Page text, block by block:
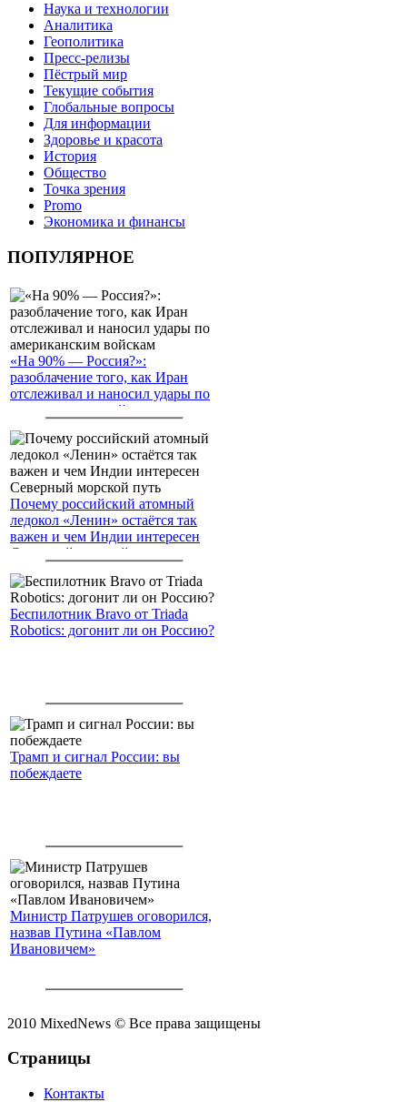
Наука и технологии
Аналитика
Геополитика
Пресс-релизы
Пёстрый мир
Текущие события
Глобальные вопросы
Для информации
Здоровье и красота
История
Общество
Точка зрения
Promo
Экономика и финансы
ПОПУЛЯРНОЕ
«На 90% — Россия?»:
разоблачение того, как Иран
отслеживал и наносил удары по
американским войскам
Почему российский атомный
ледокол «Ленин» остаётся так
важен и чем Индии интересен
Северный морской путь
Беспилотник Bravo от Triada
Robotics: догонит ли он Россию?
Трамп и сигнал России: вы
побеждаете
Министр Патрушев оговорился,
назвав Путина «Павлом
Ивановичем»
2010 MixedNews © Все права защищены
Страницы
Контакты